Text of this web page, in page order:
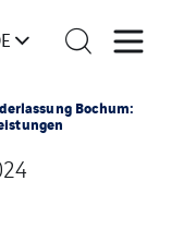
Bochum: